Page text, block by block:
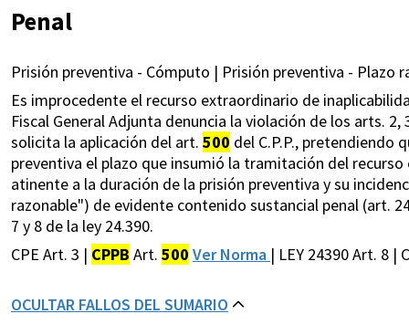
Penal
Prisión preventiva - Cómputo | Prisión preventiva - Plazo
Es improcedente el recurso extraordinario de
Fiscal General Adjunta denuncia la violación de los arts. 2,
solicita la aplicación del art. 500 del C.P.P., pretendiendo
preventiva el plazo que insumió la tramitación del
atinente a la duración de la prisión preventiva y su
razonable") de evidente contenido sustancial penal (art.
7 y 8 de la ley 24.390.
CPE Art. 3 | CPPB Art. 500 Ver Norma | LEY 24390 Art. 8 |
OCULTAR FALLOS DEL SUMARIO